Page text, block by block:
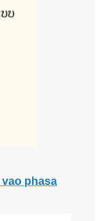
vao phasa